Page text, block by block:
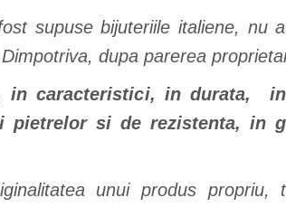
supuse bijuteriile italiene, nu
Dimpotriva, dupa parerea
in caracteristici, in durata,
si de rezistenta, in
unui produs propriu,